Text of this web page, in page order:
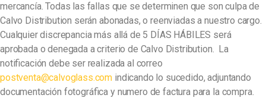
mercancía. Todas las fallas que se determinen que son culpa de
Calvo Distribution serán abonadas, o reenviadas a nuestro cargo.
Cualquier discrepancia más allá de 5 DÍAS HÁBILES será
aprobada o denegada a criterio de Calvo Distribution. La
notificación debe ser realizada al correo
postventa@calvoglass.com indicando lo sucedido, adjuntando
documentación fotográfica y numero de factura para la compra.